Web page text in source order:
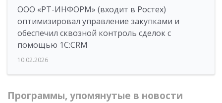
ООО «РТ-ИНФОРМ» (входит в Ростех)
оптимизировал управление закупками и
обеспечил сквозной контроль сделок с
помощью 1С:CRM
10.02.2026
Программы, упомянутые в новости